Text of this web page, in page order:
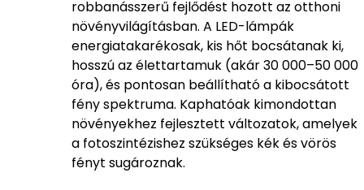
robbanásszerű fejlődést hozott az otthoni
növényvilágításban. A LED-lámpák
energiatakarékosak, kis hőt bocsátanak ki,
hosszú az élettartamuk (akár 30 000–50 000
óra), és pontosan beállítható a kibocsátott
fény spektruma. Kaphatóak kimondottan
növényekhez fejlesztett változatok, amelyek
a fotoszintézishez szükséges kék és vörös
fényt sugároznak.